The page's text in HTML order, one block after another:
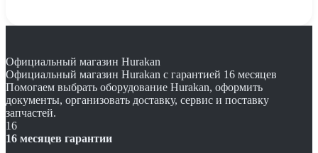
Официальный магазин Hurakan
Официальный магазин Hurakan с гарантией 16 месяцев
Помогаем выбрать оборудование Hurakan, оформить
документы, организовать доставку, сервис и поставку
запчастей.
16
16 месяцев гарантии